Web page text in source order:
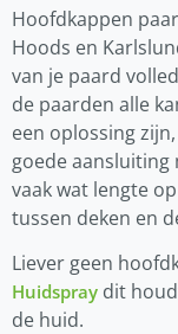
Hoofdkappen
Hoods en
van je paard
de paarden alle
een oplossing
goede aansluiting
vaak wat lengte
tussen deken en
Liever geen
Huidspray dit
de huid.